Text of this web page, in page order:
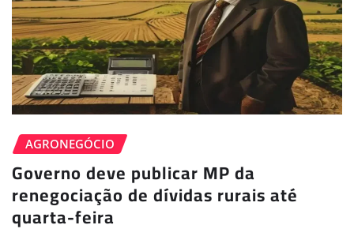
AGRONEGÓCIO
Governo deve publicar MP da
renegociação de dívidas rurais até
quarta-feira